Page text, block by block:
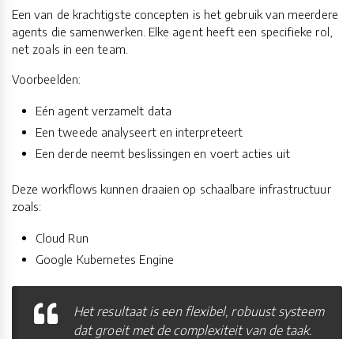
Een van de krachtigste concepten is het gebruik van meerdere
agents die samenwerken. Elke agent heeft een specifieke rol,
net zoals in een team.
Voorbeelden:
Eén agent verzamelt data
Een tweede analyseert en interpreteert
Een derde neemt beslissingen en voert acties uit
Deze workflows kunnen draaien op schaalbare infrastructuur
zoals:
Cloud Run
Google Kubernetes Engine
Het resultaat is een flexibel, robuust systeem
dat groeit met de complexiteit van de taak.